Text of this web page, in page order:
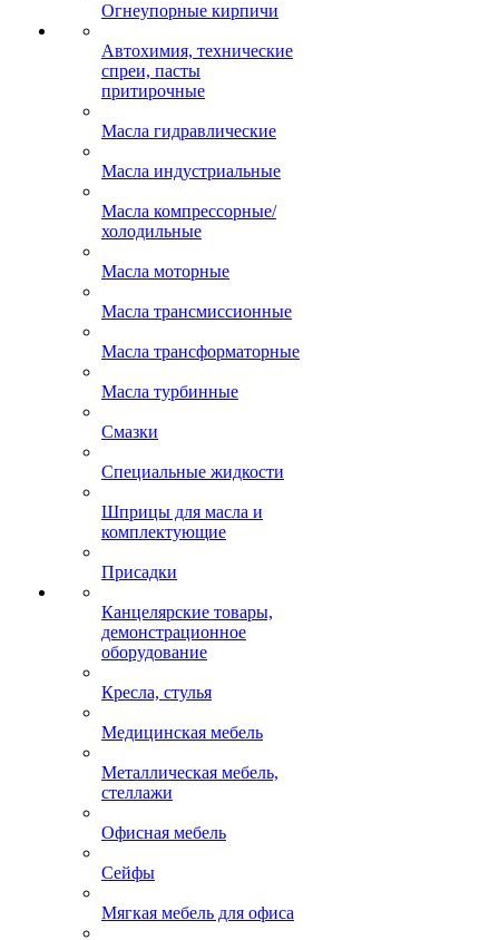
Огнеупорные кирпичи
Автохимия, технические
спреи, пасты
притирочные
Масла гидравлические
Масла индустриальные
Масла компрессорные/
холодильные
Масла моторные
Масла трансмиссионные
Масла трансформаторные
Масла турбинные
Смазки
Специальные жидкости
Шприцы для масла и
комплектующие
Присадки
Канцелярские товары,
демонстрационное
оборудование
Кресла, стулья
Медицинская мебель
Металлическая мебель,
стеллажи
Офисная мебель
Сейфы
Мягкая мебель для офиса